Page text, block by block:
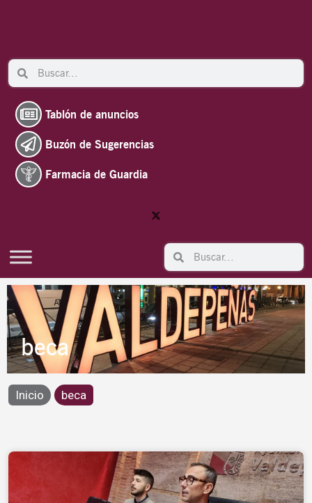
Search Search
Tablón de anuncios
Buzón de Sugerencias
Farmacia de Guardia
Search Search
beca
Inicio beca